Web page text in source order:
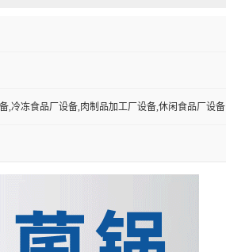
,冷冻食品厂设备,肉制品加工厂设备,休闲食品厂设备